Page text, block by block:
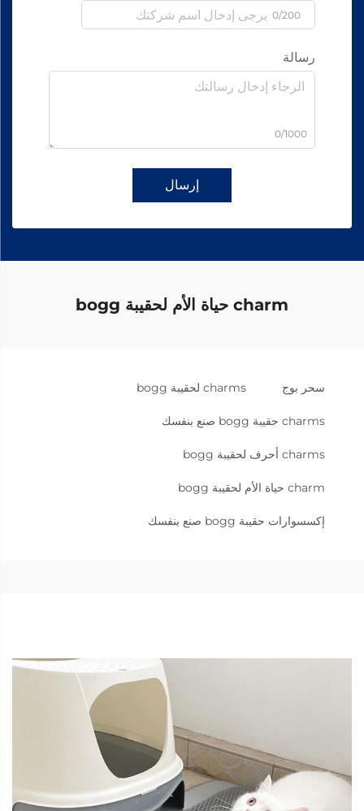
0/200
رسالة
0/1000
إرسال
charm حياة الأم لحقيبة bogg
سحر بوج charms لحقيبة bogg
charms حقيبة bogg صنع بنفسك
charms أحرف لحقيبة bogg
charm حياة الأم لحقيبة bogg
إكسسوارات حقيبة bogg صنع بنفسك